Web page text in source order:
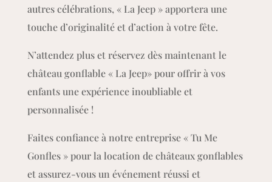
carrosserie.
Réservez dès maintenant le château gonflable
« La Jeep » pour offrir aux enfants une aventure
palpitante et sécurisée lors de vos événements
festifs.
Parfait pour les anniversaires, les fêtes d’école et
autres célébrations, « La Jeep » apportera une
touche d’originalité et d’action à votre fête.